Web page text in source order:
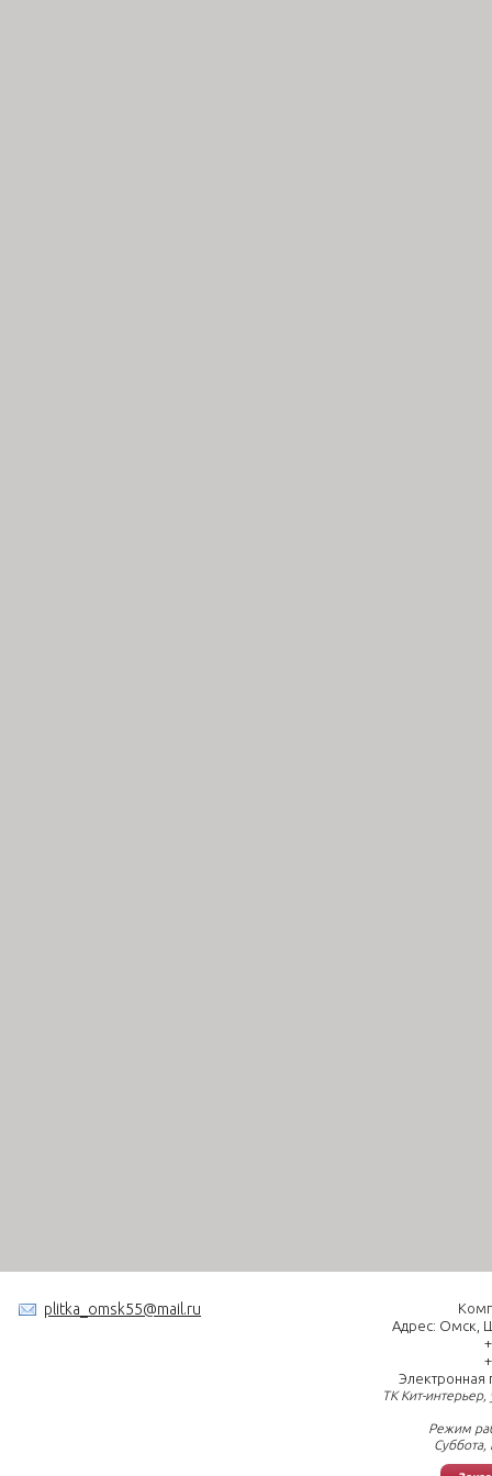
plitka_omsk55@mail.ru
Адрес: Омск
Электронная
ТК Кит-интерьер,
Режим